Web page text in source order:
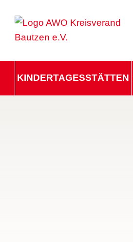
KINDERTAGESSTÄTTEN